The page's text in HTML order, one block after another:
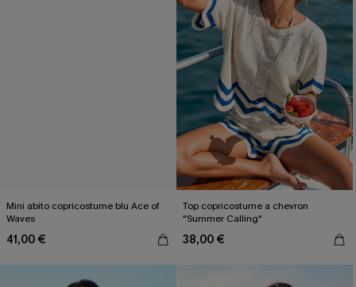
Mini abito copricostume blu Ace of
Waves
41,00 €
Top copricostume a chevron
"Summer Calling"
38,00 €